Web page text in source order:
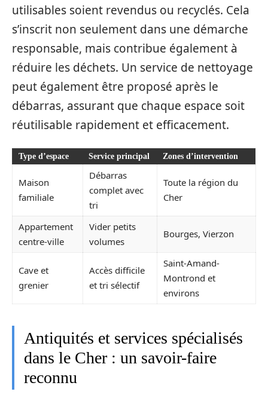
utilisables soient revendus ou recyclés. Cela
s’inscrit non seulement dans une démarche
responsable, mais contribue également à
réduire les déchets. Un service de nettoyage
peut également être proposé après le
débarras, assurant que chaque espace soit
réutilisable rapidement et efficacement.
Type d’espace Service principal Zones d’intervention
Maison
familiale
Débarras
complet avec
tri
Toute la région du
Cher
Appartement
centre-ville
Vider petits
volumes
Bourges, Vierzon
Cave et
grenier
Accès difficile
et tri sélectif
Saint-Amand-
Montrond et
environs
Antiquités et services spécialisés
dans le Cher : un savoir-faire
reconnu